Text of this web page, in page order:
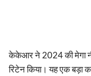
केकेआर ने 2024 की मेगा
रिटेन किया। यह एक बड़ा